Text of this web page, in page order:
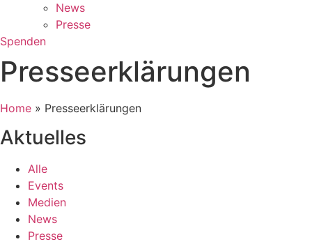
News
Presse
Spenden
Presseerklärungen
Home » Presseerklärungen
Aktuelles
Alle
Events
Medien
News
Presse